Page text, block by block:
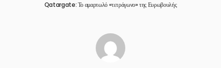
Qatargate: Το αμαρτωλό «τετράγωνο» της Ευρωβουλής